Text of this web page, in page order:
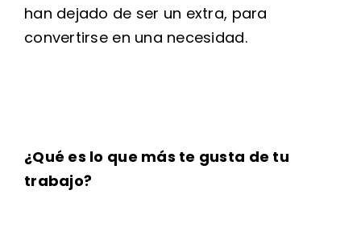
han dejado de ser un extra, para
convertirse en una necesidad.
¿Qué es lo que más te gusta de tu
trabajo?